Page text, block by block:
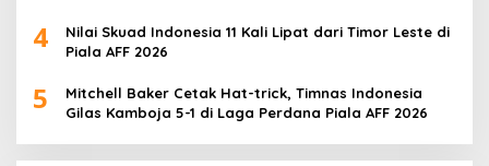
4
Nilai Skuad Indonesia 11 Kali Lipat dari Timor Leste di
Piala AFF 2026
5
Mitchell Baker Cetak Hat-trick, Timnas Indonesia
Gilas Kamboja 5-1 di Laga Perdana Piala AFF 2026